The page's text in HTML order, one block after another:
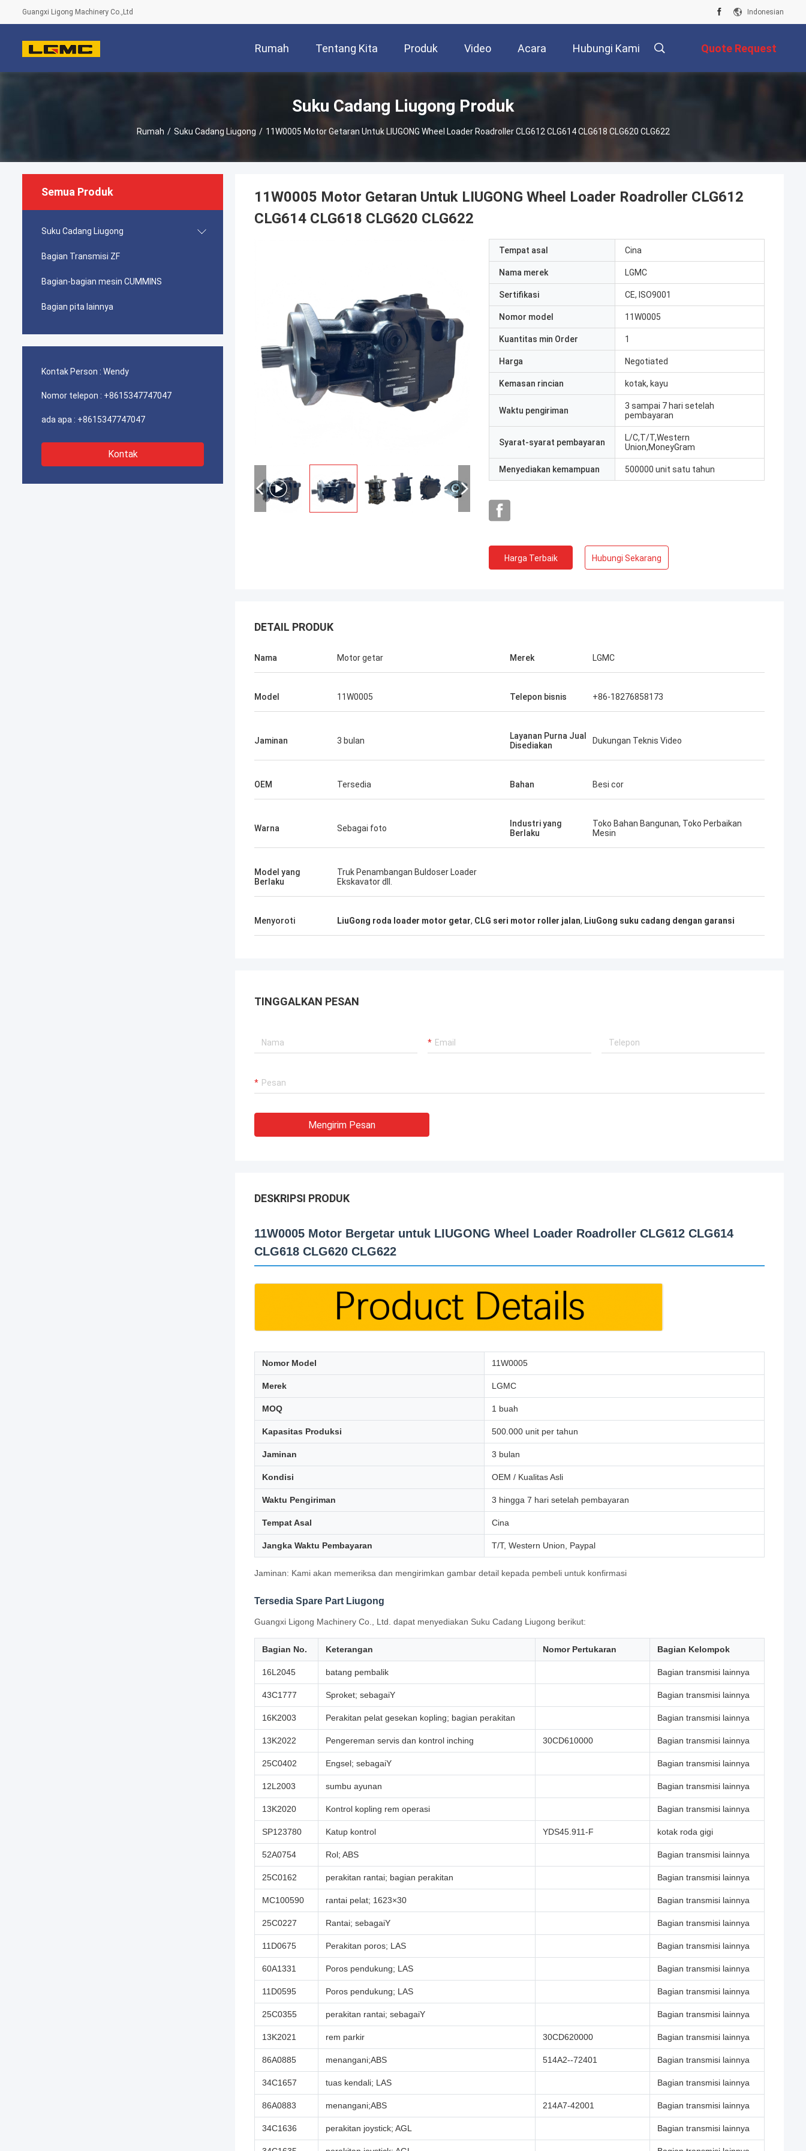
Guangxi Ligong Machinery Co.,Ltd Indonesian
Rumah Tentang Kita Produk Video Acara Hubungi Kami Quote Request
Suku Cadang Liugong Produk
Rumah / Suku Cadang Liugong / 11W0005 Motor Getaran Untuk LIUGONG Wheel Loader Roadroller CLG612 CLG614 CLG618 CLG620 CLG622
Semua Produk
Suku Cadang Liugong
Bagian Transmisi ZF
Bagian-bagian mesin CUMMINS
Bagian pita lainnya
Kontak Person : Wendy
Nomor telepon : +8615347747047
ada apa : +8615347747047
Kontak
11W0005 Motor Getaran Untuk LIUGONG Wheel Loader Roadroller CLG612
CLG614 CLG618 CLG620 CLG622
Tempat asal Cina
Nama merek LGMC
Sertifikasi CE, ISO9001
Nomor model 11W0005
Kuantitas min Order 1
Harga Negotiated
Kemasan rincian kotak, kayu
Waktu pengiriman
3 sampai 7 hari setelah
pembayaran
Syarat-syarat pembayaran
L/C,T/T,Western
Union,MoneyGram
Menyediakan kemampuan 500000 unit satu tahun
Harga Terbaik Hubungi Sekarang
DETAIL PRODUK
Nama Motor getar Merek LGMC
Model 11W0005 Telepon bisnis +86-18276858173
Jaminan 3 bulan
Layanan Purna Jual
Disediakan
Dukungan Teknis Video
OEM Tersedia Bahan Besi cor
Warna Sebagai foto
Industri yang
Berlaku
Toko Bahan Bangunan, Toko Perbaikan
Mesin
Model yang
Berlaku
Truk Penambangan Buldoser Loader
Ekskavator dll.
Menyoroti LiuGong roda loader motor getar, CLG seri motor roller jalan, LiuGong suku cadang dengan garansi
TINGGALKAN PESAN
Mengirim Pesan
DESKRIPSI PRODUK
11W0005 Motor Bergetar untuk LIUGONG Wheel Loader Roadroller CLG612 CLG614
CLG618 CLG620 CLG622
Nomor Model 11W0005
Merek LGMC
MOQ 1 buah
Kapasitas Produksi 500.000 unit per tahun
Jaminan 3 bulan
Kondisi OEM / Kualitas Asli
Waktu Pengiriman 3 hingga 7 hari setelah pembayaran
Tempat Asal Cina
Jangka Waktu Pembayaran T/T, Western Union, Paypal
Jaminan: Kami akan memeriksa dan mengirimkan gambar detail kepada pembeli untuk konfirmasi
Tersedia Spare Part Liugong
Guangxi Ligong Machinery Co., Ltd. dapat menyediakan Suku Cadang Liugong berikut:
Bagian No. Keterangan Nomor Pertukaran Bagian Kelompok
16L2045 batang pembalik Bagian transmisi lainnya
43C1777 Sproket; sebagaiY Bagian transmisi lainnya
16K2003 Perakitan pelat gesekan kopling; bagian perakitan Bagian transmisi lainnya
13K2022 Pengereman servis dan kontrol inching 30CD610000 Bagian transmisi lainnya
25C0402 Engsel; sebagaiY Bagian transmisi lainnya
12L2003 sumbu ayunan Bagian transmisi lainnya
13K2020 Kontrol kopling rem operasi Bagian transmisi lainnya
SP123780 Katup kontrol YDS45.911-F kotak roda gigi
52A0754 Rol; ABS Bagian transmisi lainnya
25C0162 perakitan rantai; bagian perakitan Bagian transmisi lainnya
MC100590 rantai pelat; 1623×30 Bagian transmisi lainnya
25C0227 Rantai; sebagaiY Bagian transmisi lainnya
11D0675 Perakitan poros; LAS Bagian transmisi lainnya
60A1331 Poros pendukung; LAS Bagian transmisi lainnya
11D0595 Poros pendukung; LAS Bagian transmisi lainnya
25C0355 perakitan rantai; sebagaiY Bagian transmisi lainnya
13K2021 rem parkir 30CD620000 Bagian transmisi lainnya
86A0885 menangani;ABS 514A2--72401 Bagian transmisi lainnya
34C1657 tuas kendali; LAS Bagian transmisi lainnya
86A0883 menangani;ABS 214A7-42001 Bagian transmisi lainnya
34C1636 perakitan joystick; AGL Bagian transmisi lainnya